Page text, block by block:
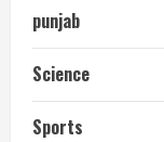
punjab
Science
Sports